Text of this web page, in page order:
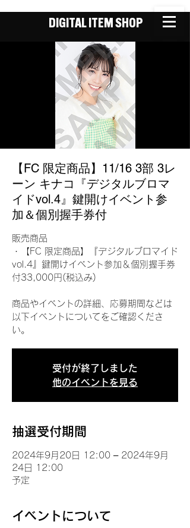
DIGITAL ITEM SHOP
【FC 限定商品】11/16 3部 3レ
ーン キナコ『デジタルブロマ
イドvol.4』鍵開けイベント参
加＆個別握手券付
販売商品
・【FC 限定商品】『デジタルブロマイド
vol.4』鍵開けイベント参加＆個別握手券
付33,000円(税込み)
商品やイベントの詳細、応募期間などは
以下イベントについてをご確認くださ
い。
受付が終了しました
他のイベントを見る
抽選受付期間
2024年9月20日 12:00 – 2024年9月
24日 12:00
予定
イベントについて